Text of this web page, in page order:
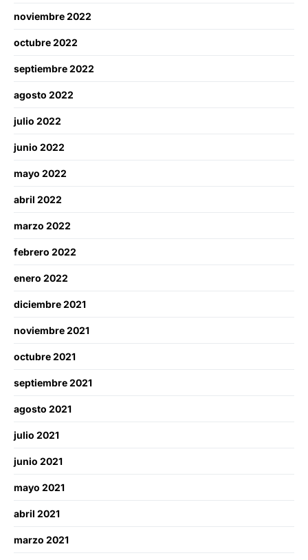
noviembre 2022
octubre 2022
septiembre 2022
agosto 2022
julio 2022
junio 2022
mayo 2022
abril 2022
marzo 2022
febrero 2022
enero 2022
diciembre 2021
noviembre 2021
octubre 2021
septiembre 2021
agosto 2021
julio 2021
junio 2021
mayo 2021
abril 2021
marzo 2021